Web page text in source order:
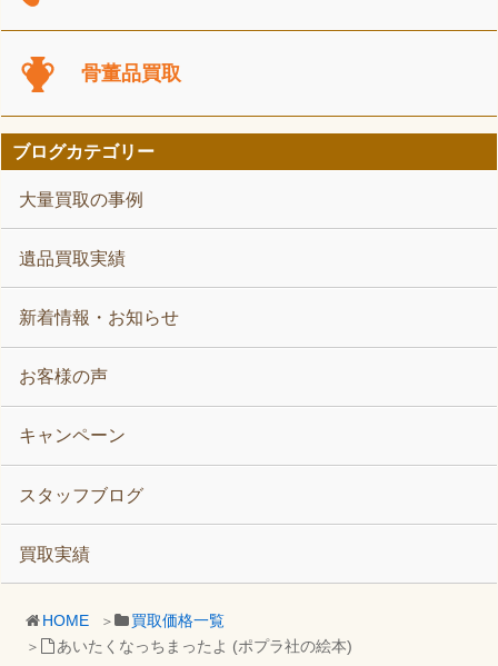
HOME
買取価格一覧
あいたくなっちまったよ (ポプラ社の絵本)
骨董品買取
ブログカテゴリー
大量買取の事例
遺品買取実績
新着情報・お知らせ
お客様の声
キャンペーン
スタッフブログ
買取実績